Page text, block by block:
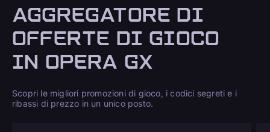
AGGREGATORE DI
OFFERTE DI GIOCO
IN OPERA GX
Scopri le migliori promozioni di gioco, i codici segreti e i
ribassi di prezzo in un unico posto.